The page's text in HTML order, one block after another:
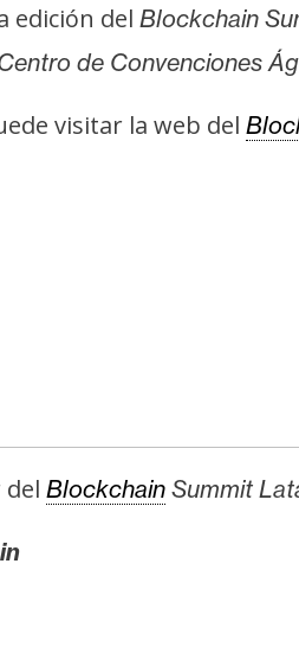
edición del Blockchain
de Convenciones
visitar la web del
Blockchain Summit